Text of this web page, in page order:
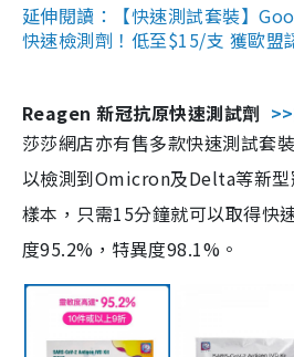
延伸閱讀：【快速測試套裝】
快速檢測劑！低至$15/支 獲歐盟
Reagen 新冠抗原快速測試劑
莎莎網店亦有售多款快速測試套
以檢測到Omicron及Delta等新
樣本，只需15分鐘就可以取得快
度95.2%，特異度98.1%。